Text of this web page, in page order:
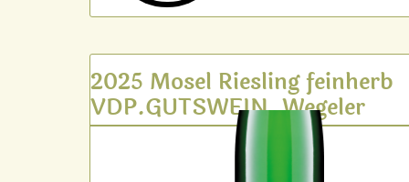
2025 Mosel Riesling feinherb
VDP.GUTSWEIN, Wegeler